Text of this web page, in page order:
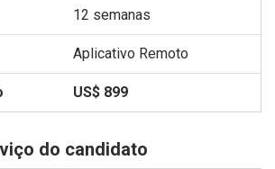
12 semanas
Aplicativo Remoto
US$ 899
do candidato